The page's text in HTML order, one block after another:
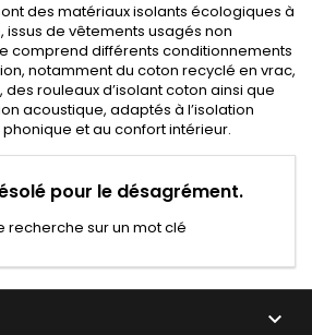
des matériaux isolants écologiques à
de vêtements usagés non
comprend différents conditionnements
notamment du coton recyclé en vrac,
rouleaux d’isolant coton ainsi que
acoustique, adaptés à l’isolation
et au confort intérieur.
pour le désagrément.
recherche sur un mot clé
